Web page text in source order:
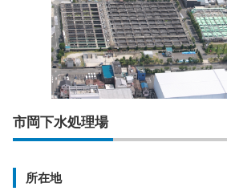
市岡下水処理場
所在地